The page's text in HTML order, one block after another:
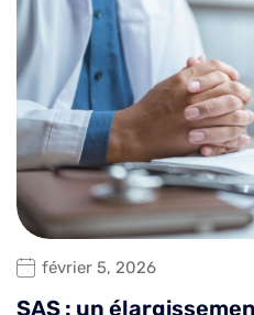
février 5, 2026
SAS : un